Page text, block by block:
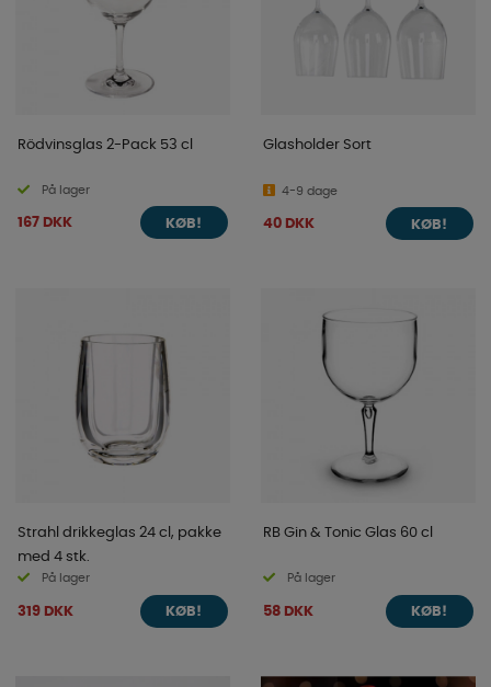
Rödvinsglas 2-Pack 53 cl
På lager
167 DKK KØB!
Glasholder Sort
4-9 dage
40 DKK KØB!
Strahl drikkeglas 24 cl, pakke
med 4 stk.
På lager
319 DKK KØB!
RB Gin & Tonic Glas 60 cl
På lager
58 DKK KØB!